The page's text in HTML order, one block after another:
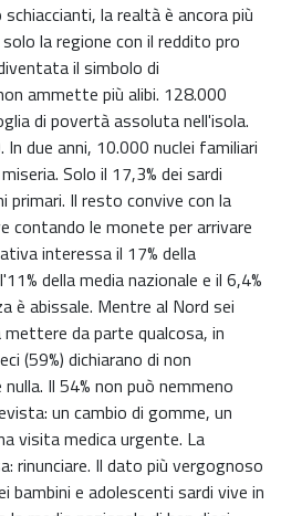
la realtà è ancora più
la regione con il reddito pro
il simbolo di
ammette più alibi. 128.000
di povertà assoluta nell'isola.
due anni, 10.000 nuclei familiari
Solo il 17,3% dei sardi
primari. Il resto convive con la
contando le monete per arrivare
interessa il 17% della
della media nazionale e il 6,4%
è abissale. Mentre al Nord sei
da parte qualcosa, in
(59%) dichiarano di non
Il 54% non può nemmeno
un cambio di gomme, un
visita medica urgente. La
rinunciare. Il dato più vergognoso
bambini e adolescenti sardi vive in